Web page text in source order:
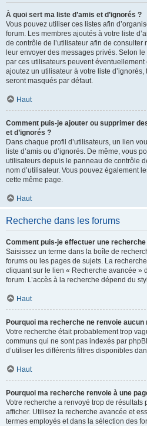
À quoi sert ma liste d’amis et d’ignorés ?
Vous pouvez utiliser ces listes afin
forum. Les membres ajoutés à votre liste
de contrôle de l’utilisateur afin de
leur envoyer des messages privés. Selon
par ces utilisateurs peuvent
ajoutez un utilisateur à votre liste
seront masqués par défaut.
Haut
Comment puis-je ajouter ou supprimer
et d’ignorés ?
Dans chaque profil d’utilisateurs, un lien
liste d’amis ou d’ignorés. De même, vous
utilisateurs depuis le panneau de contrôle
nom d’utilisateur. Vous pouvez également
cette même page.
Haut
Recherche dans les forums
Comment puis-je effectuer une
Saisissez un terme dans la boîte de
forums ou les pages de sujets. La
cliquant sur le lien « Recherche avancée »
forum. L’accès à la recherche dépend du
Haut
Pourquoi ma recherche ne renvoie aucun
Votre recherche était probablement trop
communs qui ne sont pas indexés par
d’utiliser les différents filtres disponibles
Haut
Pourquoi ma recherche renvoie à une
Votre recherche a renvoyé trop de
afficher. Utilisez la recherche avancée et
termes employés et dans la sélection des